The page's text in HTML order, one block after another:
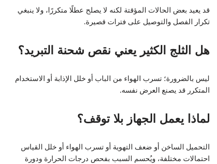
قد يعيد بعض الحالات المؤقتة لكنه لا يصلح عطلًا متكررًا، ولا ينبغي
تكرار الفصل والتوصيل على فترات قصيرة.
هل الثلج الكثير يعني نقص شحنة التبريد؟
ليس بالضرورة؛ تسرب الهواء من الباب أو خلل الإذابة أو الاستخدام
المتكرر قد يصنع العرض نفسه.
لماذا يعمل الجهاز بلا توقف؟
التحميل الساخن أو ضعف التهوية أو تسرب الهواء أو خلل القياس
احتمالات مختلفة، ويُحسم السبب بفحص درجات الحرارة ودورة